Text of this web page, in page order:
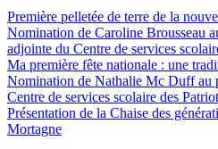
Première pelletée de terre de la
Nomination de Caroline Brousseau
adjointe du Centre de services
Ma première fête nationale : une
Nomination de Nathalie Mc Duff au
Centre de services scolaire des
Présentation de la Chaise des
Mortagne